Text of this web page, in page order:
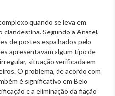
quando se leva em
clandestina. Segundo a Anatel,
de postes espalhados pelo
apresentavam algum tipo de
situação verificada em
O problema, de acordo com
é significativo em Belo
e a eliminação da fiação